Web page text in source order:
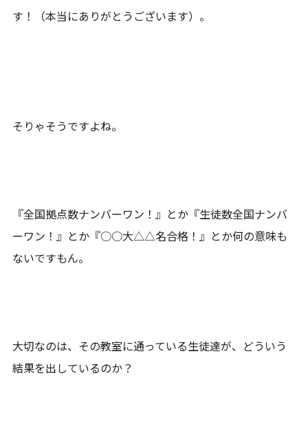
す！（本当にありがとうございます）。
そりゃそうですよね。
『全国拠点数ナンバーワン！』とか『生徒数全国ナンバ
ーワン！』とか『○○大△△名合格！』とか何の意味も
ないですもん。
大切なのは、その教室に通っている生徒達が、どういう
結果を出しているのか？